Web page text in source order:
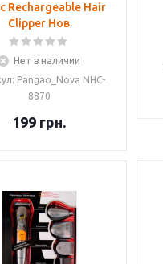
Rechargeable Hair
Clipper Нов
Нет в наличии
Pangao_Nova NHC-
8870
199 грн.